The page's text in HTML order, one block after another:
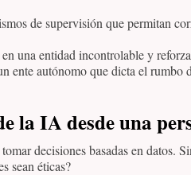
de supervisión que permitan
una entidad incontrolable y
ente autónomo que dicta el rumbo
la IA desde una
decisiones basadas en datos.
sean éticas?